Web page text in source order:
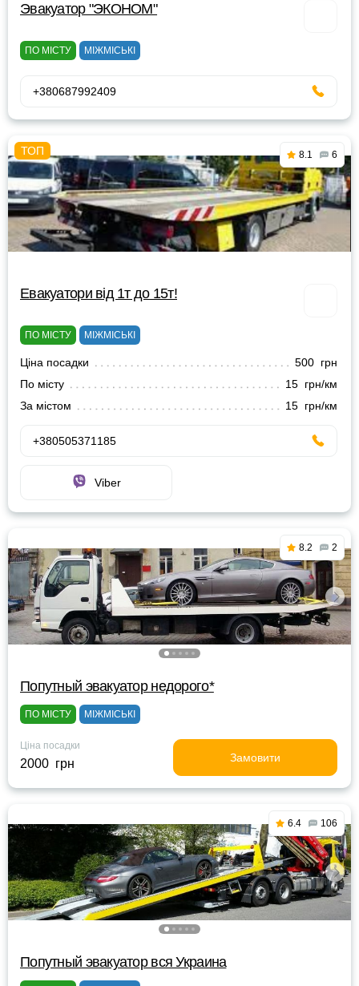
Эвакуатор "ЭКОНОМ"
ПО МІСТУ МІЖМІСЬКІ
+380687992409
8.1 6
Евакуатори від 1т до 15т!
ПО МІСТУ МІЖМІСЬКІ
Ціна посадки
500 грн
По місту
15 грн/км
За містом
15 грн/км
+380505371185
Viber
8.2 2
Попутный эвакуатор недорого*
ПО МІСТУ МІЖМІСЬКІ
Ціна посадки
2000 грн Замовити
6.4 106
Попутный эвакуатор вся Украина